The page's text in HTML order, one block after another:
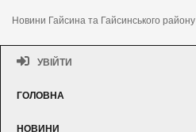
Новини Гайсина та Гайсинського району
УВІЙТИ
ГОЛОВНА
НОВИНИ